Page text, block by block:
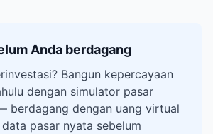
Anda berdagang
Bangun kepercayaan
dengan simulator pasar
berdagang dengan uang virtual
pasar nyata sebelum